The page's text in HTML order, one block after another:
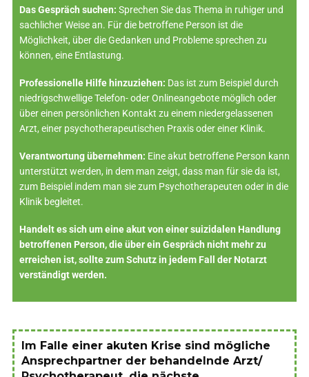
Das Gespräch suchen: Sprechen Sie das Thema in ruhiger und
sachlicher Weise an. Für die betroffene Person ist die
Möglichkeit, über die Gedanken und Probleme sprechen zu
können, eine Entlastung.
Professionelle Hilfe hinzuziehen: Das ist zum Beispiel durch
niedrigschwellige Telefon- oder Onlineangebote möglich oder
über einen persönlichen Kontakt zu einem niedergelassenen
Arzt, einer psychotherapeutischen Praxis oder einer Klinik.
Verantwortung übernehmen: Eine akut betroffene Person kann
unterstützt werden, in dem man zeigt, dass man für sie da ist,
zum Beispiel indem man sie zum Psychotherapeuten oder in die
Klinik begleitet.
Handelt es sich um eine akut von einer suizidalen Handlung
betroffenen Person, die über ein Gespräch nicht mehr zu
erreichen ist, sollte zum Schutz in jedem Fall der Notarzt
verständigt werden.
Im Falle einer akuten Krise sind mögliche
Ansprechpartner der behandelnde Arzt/